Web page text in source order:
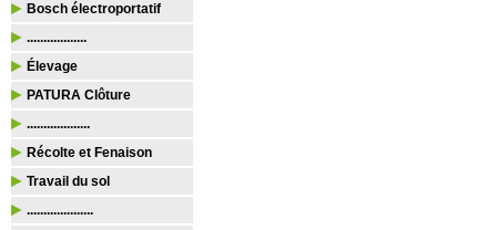
Bosch électroportatif
..................
Élevage
PATURA Clôture
...................
Récolte et Fenaison
Travail du sol
....................